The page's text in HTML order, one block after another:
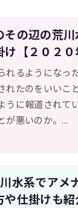
その辺の荒
【２０２０
れるようになっ
れたのをいいこ
うに報道されて
が悪いのか。...
水系でアメ
や仕掛けも紹